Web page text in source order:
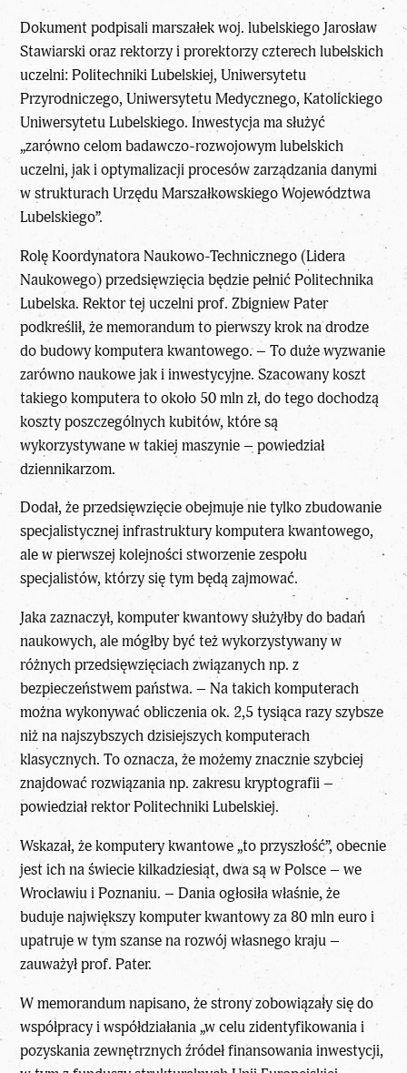
Dokument podpisali marszałek woj. lubelskiego Jarosław
Stawiarski oraz rektorzy i prorektorzy czterech lubelskich
uczelni: Politechniki Lubelskiej, Uniwersytetu
Przyrodniczego, Uniwersytetu Medycznego, Katolickiego
Uniwersytetu Lubelskiego. Inwestycja ma służyć
„zarówno celom badawczo-rozwojowym lubelskich
uczelni, jak i optymalizacji procesów zarządzania danymi
w strukturach Urzędu Marszałkowskiego Województwa
Lubelskiego”.
Rolę Koordynatora Naukowo-Technicznego (Lidera
Naukowego) przedsięwzięcia będzie pełnić Politechnika
Lubelska. Rektor tej uczelni prof. Zbigniew Pater
podkreślił, że memorandum to pierwszy krok na drodze
do budowy komputera kwantowego. – To duże wyzwanie
zarówno naukowe jak i inwestycyjne. Szacowany koszt
takiego komputera to około 50 mln zł, do tego dochodzą
koszty poszczególnych kubitów, które są
wykorzystywane w takiej maszynie – powiedział
dziennikarzom.
Dodał, że przedsięwzięcie obejmuje nie tylko zbudowanie
specjalistycznej infrastruktury komputera kwantowego,
ale w pierwszej kolejności stworzenie zespołu
specjalistów, którzy się tym będą zajmować.
Jaka zaznaczył, komputer kwantowy służyłby do badań
naukowych, ale mógłby być też wykorzystywany w
różnych przedsięwzięciach związanych np. z
bezpieczeństwem państwa. – Na takich komputerach
można wykonywać obliczenia ok. 2,5 tysiąca razy szybsze
niż na najszybszych dzisiejszych komputerach
klasycznych. To oznacza, że możemy znacznie szybciej
znajdować rozwiązania np. zakresu kryptografii –
powiedział rektor Politechniki Lubelskiej.
Wskazał, że komputery kwantowe „to przyszłość”, obecnie
jest ich na świecie kilkadziesiąt, dwa są w Polsce – we
Wrocławiu i Poznaniu. – Dania ogłosiła właśnie, że
buduje największy komputer kwantowy za 80 mln euro i
upatruje w tym szanse na rozwój własnego kraju –
zauważył prof. Pater.
W memorandum napisano, że strony zobowiązały się do
współpracy i współdziałania „w celu zidentyfikowania i
pozyskania zewnętrznych źródeł finansowania inwestycji,